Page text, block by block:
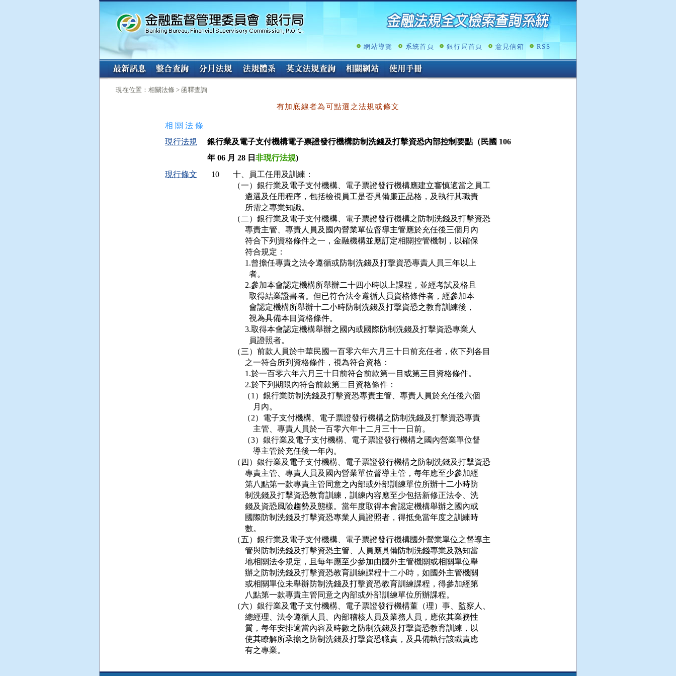
跳
容
網站導覽 系統首頁 銀行局首頁 意見信箱 RSS
:::
現在位置：相關法條 > 函釋查詢
有加底線者為可點選之法規或條文
相 關 法 條
現行法規
銀行業及電子支付機構電子票證發行機構防制洗錢及打擊資恐內部控制要點（民國 106
年 06 月 28 日 非現行法規)
現行條文
10
十、員工任用及訓練：
（一）銀行業及電子支付機構、電子票證發行機構應建立審慎適當之員工
      遴選及任用程序，包括檢視員工是否具備廉正品格，及執行其職責
      所需之專業知識。
（二）銀行業及電子支付機構、電子票證發行機構之防制洗錢及打擊資恐
      專責主管、專責人員及國內營業單位督導主管應於充任後三個月內
      符合下列資格條件之一，金融機構並應訂定相關控管機制，以確保
      符合規定：
      1.曾擔任專責之法令遵循或防制洗錢及打擊資恐專責人員三年以上
        者。
      2.參加本會認定機構所舉辦二十四小時以上課程，並經考試及格且
        取得結業證書者。但已符合法令遵循人員資格條件者，經參加本
        會認定機構所舉辦十二小時防制洗錢及打擊資恐之教育訓練後，
        視為具備本目資格條件。
      3.取得本會認定機構舉辦之國內或國際防制洗錢及打擊資恐專業人
        員證照者。
（三）前款人員於中華民國一百零六年六月三十日前充任者，依下列各目
      之一符合所列資格條件，視為符合資格：
      1.於一百零六年六月三十日前符合前款第一目或第三目資格條件。
      2.於下列期限內符合前款第二目資格條件：
     （1）銀行業防制洗錢及打擊資恐專責主管、專責人員於充任後六個
          月內。
     （2）電子支付機構、電子票證發行機構之防制洗錢及打擊資恐專責
          主管、專責人員於一百零六年十二月三十一日前。
     （3）銀行業及電子支付機構、電子票證發行機構之國內營業單位督
          導主管於充任後一年內。
（四）銀行業及電子支付機構、電子票證發行機構之防制洗錢及打擊資恐
      專責主管、專責人員及國內營業單位督導主管，每年應至少參加經
      第八點第一款專責主管同意之內部或外部訓練單位所辦十二小時防
      制洗錢及打擊資恐教育訓練，訓練內容應至少包括新修正法令、洗
      錢及資恐風險趨勢及態樣。當年度取得本會認定機構舉辦之國內或
      國際防制洗錢及打擊資恐專業人員證照者，得抵免當年度之訓練時
      數。
（五）銀行業及電子支付機構、電子票證發行機構國外營業單位之督導主
      管與防制洗錢及打擊資恐主管、人員應具備防制洗錢專業及熟知當
      地相關法令規定，且每年應至少參加由國外主管機關或相關單位舉
      辦之防制洗錢及打擊資恐教育訓練課程十二小時，如國外主管機關
      或相關單位未舉辦防制洗錢及打擊資恐教育訓練課程，得參加經第
      八點第一款專責主管同意之內部或外部訓練單位所辦課程。
（六）銀行業及電子支付機構、電子票證發行機構董（理）事、監察人、
      總經理、法令遵循人員、內部稽核人員及業務人員，應依其業務性
      質，每年安排適當內容及時數之防制洗錢及打擊資恐教育訓練，以
      使其瞭解所承擔之防制洗錢及打擊資恐職責，及具備執行該職責應
      有之專業。